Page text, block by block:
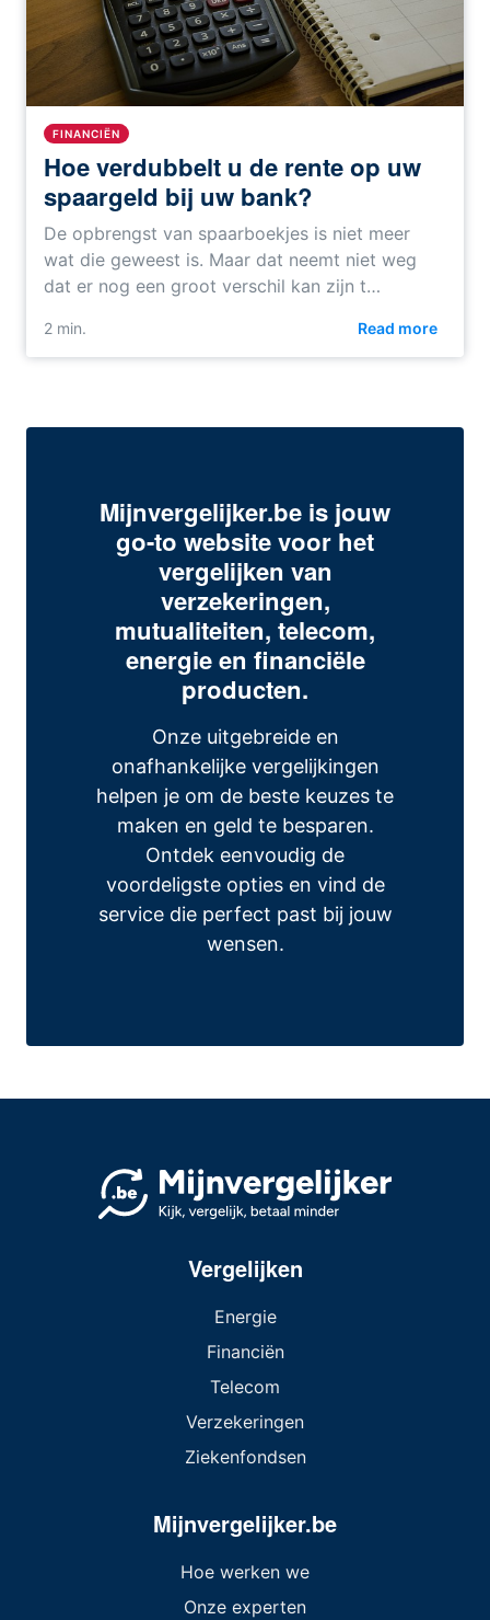
FINANCIËN
Hoe verdubbelt u de rente op uw
spaargeld bij uw bank?
De opbrengst van spaarboekjes is niet meer
wat die geweest is. Maar dat neemt niet weg
dat er nog een groot verschil kan zijn t…
2 min. Read more
Mijnvergelijker.be is jouw
go-to website voor het
vergelijken van
verzekeringen,
mutualiteiten, telecom,
energie en financiële
producten.
Onze uitgebreide en
onafhankelijke vergelijkingen
helpen je om de beste keuzes te
maken en geld te besparen.
Ontdek eenvoudig de
voordeligste opties en vind de
service die perfect past bij jouw
wensen.
Vergelijken
Energie
Financiën
Telecom
Verzekeringen
Ziekenfondsen
Mijnvergelijker.be
Hoe werken we
Onze experten